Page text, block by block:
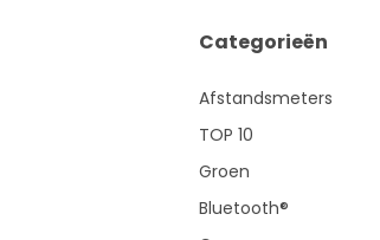
Categorieën
Afstandsmeters
TOP 10
Groen
Bluetooth®